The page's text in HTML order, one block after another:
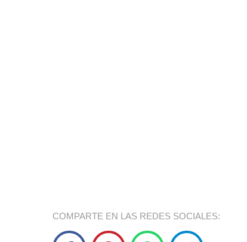
COMPARTE EN LAS REDES SOCIALES: